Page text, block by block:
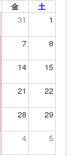
金 土
31
1
7 8
14
15
21
22
28
29
4 5